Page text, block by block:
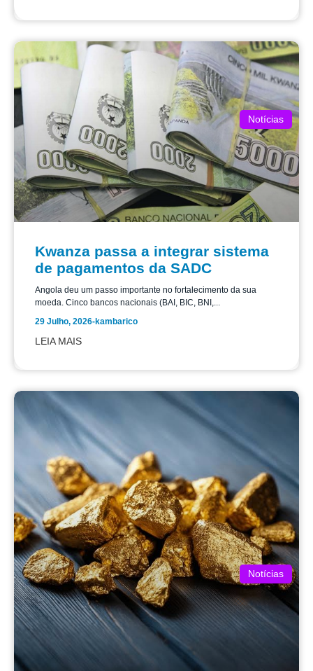
Notícias
Kwanza passa a integrar sistema
de pagamentos da SADC
Angola deu um passo importante no fortalecimento da sua
moeda. Cinco bancos nacionais (BAI, BIC, BNI,...
29 Julho, 2026-kambarico
LEIA MAIS
Notícias